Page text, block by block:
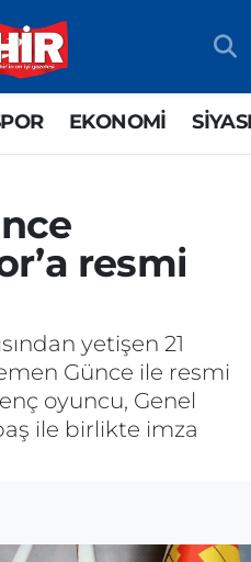
EKONOMİ
resmi
yetişen 21
Günce ile resmi
oyuncu, Genel
ile birlikte imza
Eczaneler
Haritası
Durumu ve Fikstür